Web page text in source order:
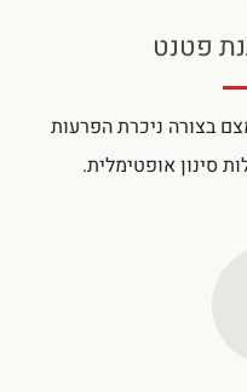
פטנט
בצורה ניכרת הפרעות
סינון אופטימלית.